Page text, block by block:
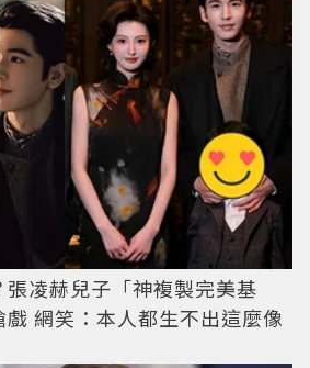
凌赫兒子「神複製完美基
網笑：本人都生不出這麼像